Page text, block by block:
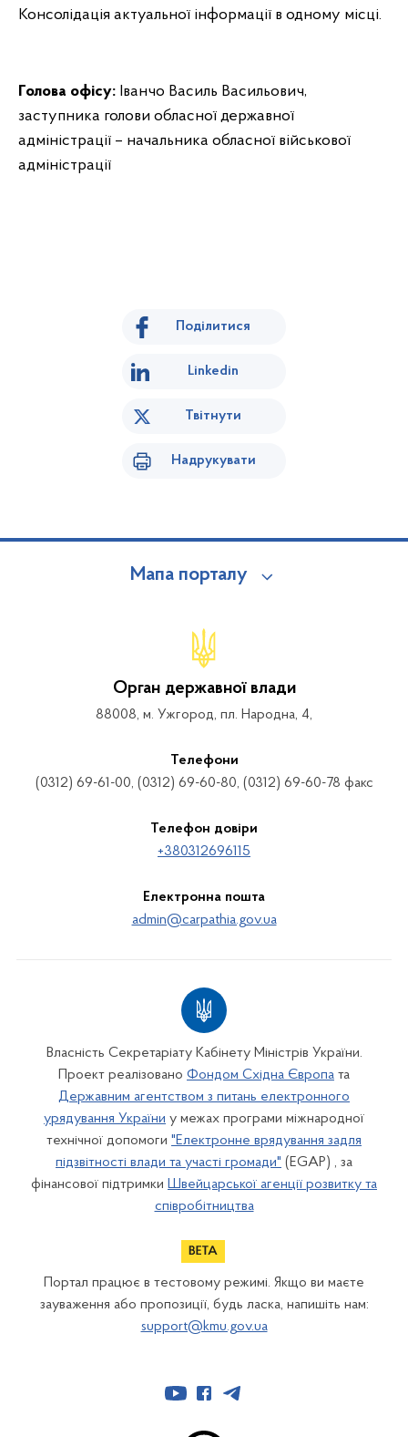
Консолідація актуальної інформації в одному місці.
Голова офісу: Іванчо Василь Васильович,
заступника голови обласної державної
адміністрації – начальника обласної військової
адміністрації
Поділитися
Linkedin
Твітнути
Надрукувати
Мапа порталу
Орган державної влади
88008, м. Ужгород, пл. Народна, 4,
Телефони
(0312) 69-61-00, (0312) 69-60-80, (0312) 69-60-78 факс
Телефон довіри
+380312696115
Електронна пошта
admin@carpathia.gov.ua
Власність Секретаріату Кабінету Міністрів України.
Проект реалізовано Фондом Східна Європа та
Державним агентством з питань електронного
урядування України у межах програми міжнародної
технічної допомоги "Електронне врядування задля
підзвітності влади та участі громади" (EGAP) , за
фінансової підтримки Швейцарської агенції розвитку та
співробітництва
Портал працює в тестовому режимі. Якщо ви маєте
зауваження або пропозиції, будь ласка, напишіть нам:
support@kmu.gov.ua